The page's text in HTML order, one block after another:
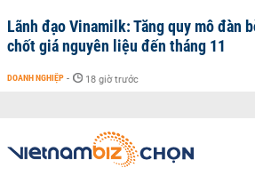
Lãnh đạo Vinamilk: Tăng quy mô đàn
chốt giá nguyên liệu đến tháng 11
DOANH NGHIỆP - 18 giờ trước